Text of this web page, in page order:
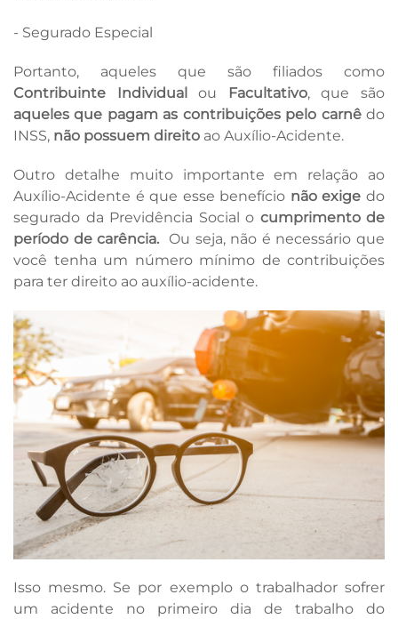
- Segurado Especial
Portanto, aqueles que são filiados como
Contribuinte Individualou Facultativo, que são
aqueles que pagam as contribuições pelo carnêdo
INSS, não possuem direito ao Auxílio-Acidente.
Outro detalhe muito importante em relação ao
Auxílio-Acidente é que esse benefício não exigedo
segurado da Previdência Social o cumprimento de
período de carência.Ou seja, não é necessário que
você tenha um número mínimo de contribuições
para ter direito ao auxílio-acidente.
Isso mesmo. Se por exemplo o trabalhador sofrer
um acidente no primeiro dia de trabalho do